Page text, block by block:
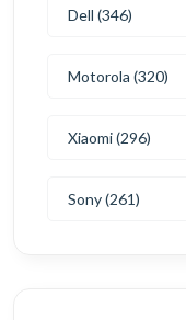
Dell (346)
Motorola (320)
Xiaomi (296)
Sony (261)